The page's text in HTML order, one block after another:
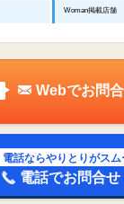
Woman掲載店舗
Webでお問
電話ならやりとりがス
電話でお問合せ